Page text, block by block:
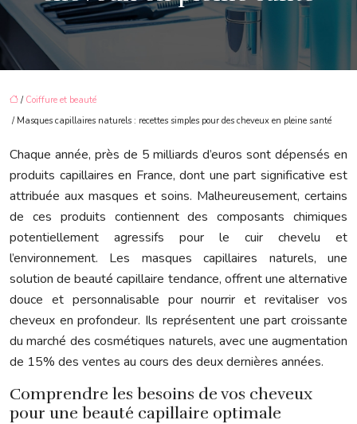
/ Coiffure et beauté
/ Masques capillaires naturels : recettes simples pour des cheveux en pleine santé
Chaque année, près de 5 milliards d’euros sont dépensés en
produits capillaires en France, dont une part significative est
attribuée aux masques et soins. Malheureusement, certains
de ces produits contiennent des composants chimiques
potentiellement agressifs pour le cuir chevelu et
l’environnement. Les masques capillaires naturels, une
solution de beauté capillaire tendance, offrent une alternative
douce et personnalisable pour nourrir et revitaliser vos
cheveux en profondeur. Ils représentent une part croissante
du marché des cosmétiques naturels, avec une augmentation
de 15% des ventes au cours des deux dernières années.
Comprendre les besoins de vos cheveux
pour une beauté capillaire optimale